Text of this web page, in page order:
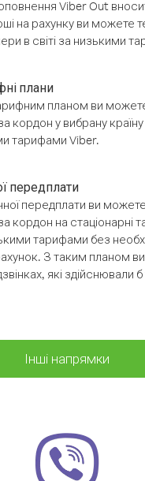
Viber Out
на рахунку ви можете
в світі за низькими
плани
планом ви
кордон у вибрану
тарифами Viber.
передплати
передплати ви можете
кордон на стаціонарні
тарифами без
З таким планом
які здійснювали
Інші напрямки